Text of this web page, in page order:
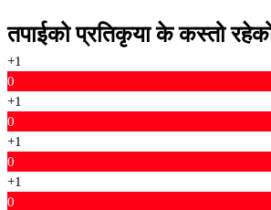
तपाईको प्रतिकृया के कस्तो
+1
0
+1
0
+1
0
+1
0